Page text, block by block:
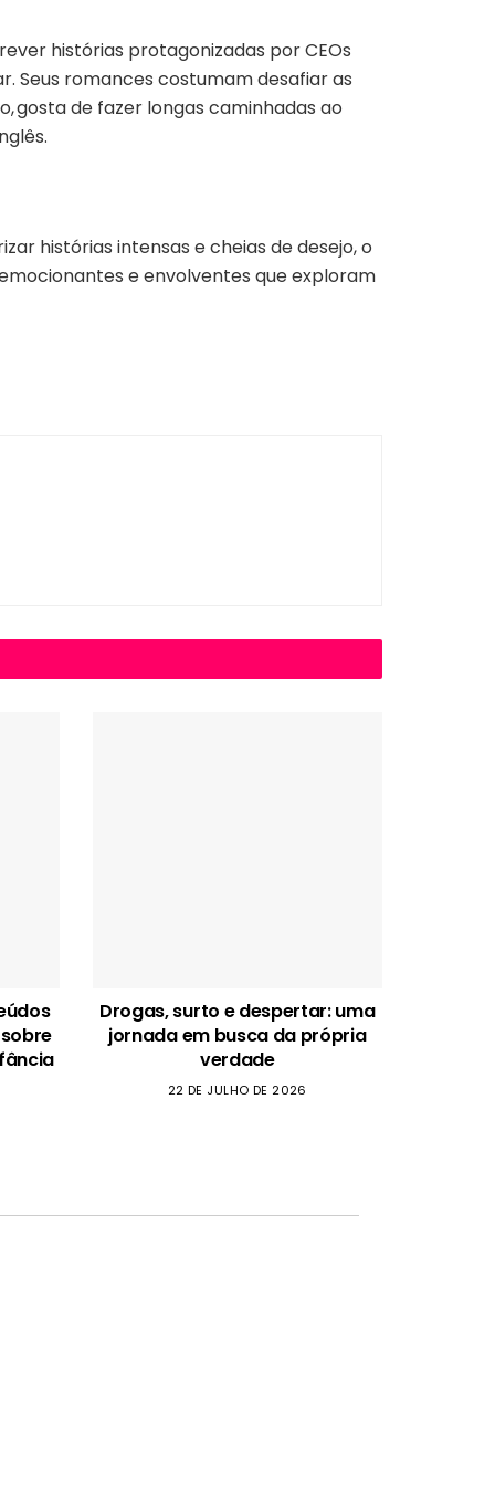
histórias protagonizadas por CEOs
Seus romances costumam desafiar as
gosta de fazer longas caminhadas ao
histórias intensas e cheias de desejo, o
e envolventes que exploram
Drogas, surto e despertar: uma
jornada em busca da própria
verdade
22 DE JULHO DE 2026